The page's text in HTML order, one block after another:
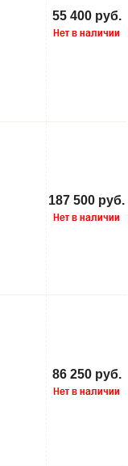
55 400 руб.
187 500 руб.
86 250 руб.